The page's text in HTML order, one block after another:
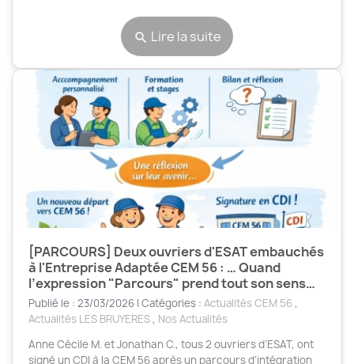
search Lire la suite
[PARCOURS] Deux ouvriers d'ESAT embauchés
à l'Entreprise Adaptée CEM 56 : … Quand
l’expression "Parcours" prend tout son sens…
Publié le : 23/03/2026 | Catégories : Actualités CEM 56,
Actualités LES BRUYERES, Nos Actualités
Anne Cécile M. et Jonathan C., tous 2 ouvriers d’ESAT, ont
signé un CDI à la CEM 56 après un parcours d’intégration